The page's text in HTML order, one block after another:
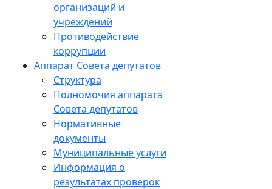
организаций и
учреждений
Противодействие
коррупции
Аппарат Совета депутатов
Структура
Полномочия аппарата
Совета депутатов
Нормативные
документы
Муниципальные услуги
Информация о
результатах проверок